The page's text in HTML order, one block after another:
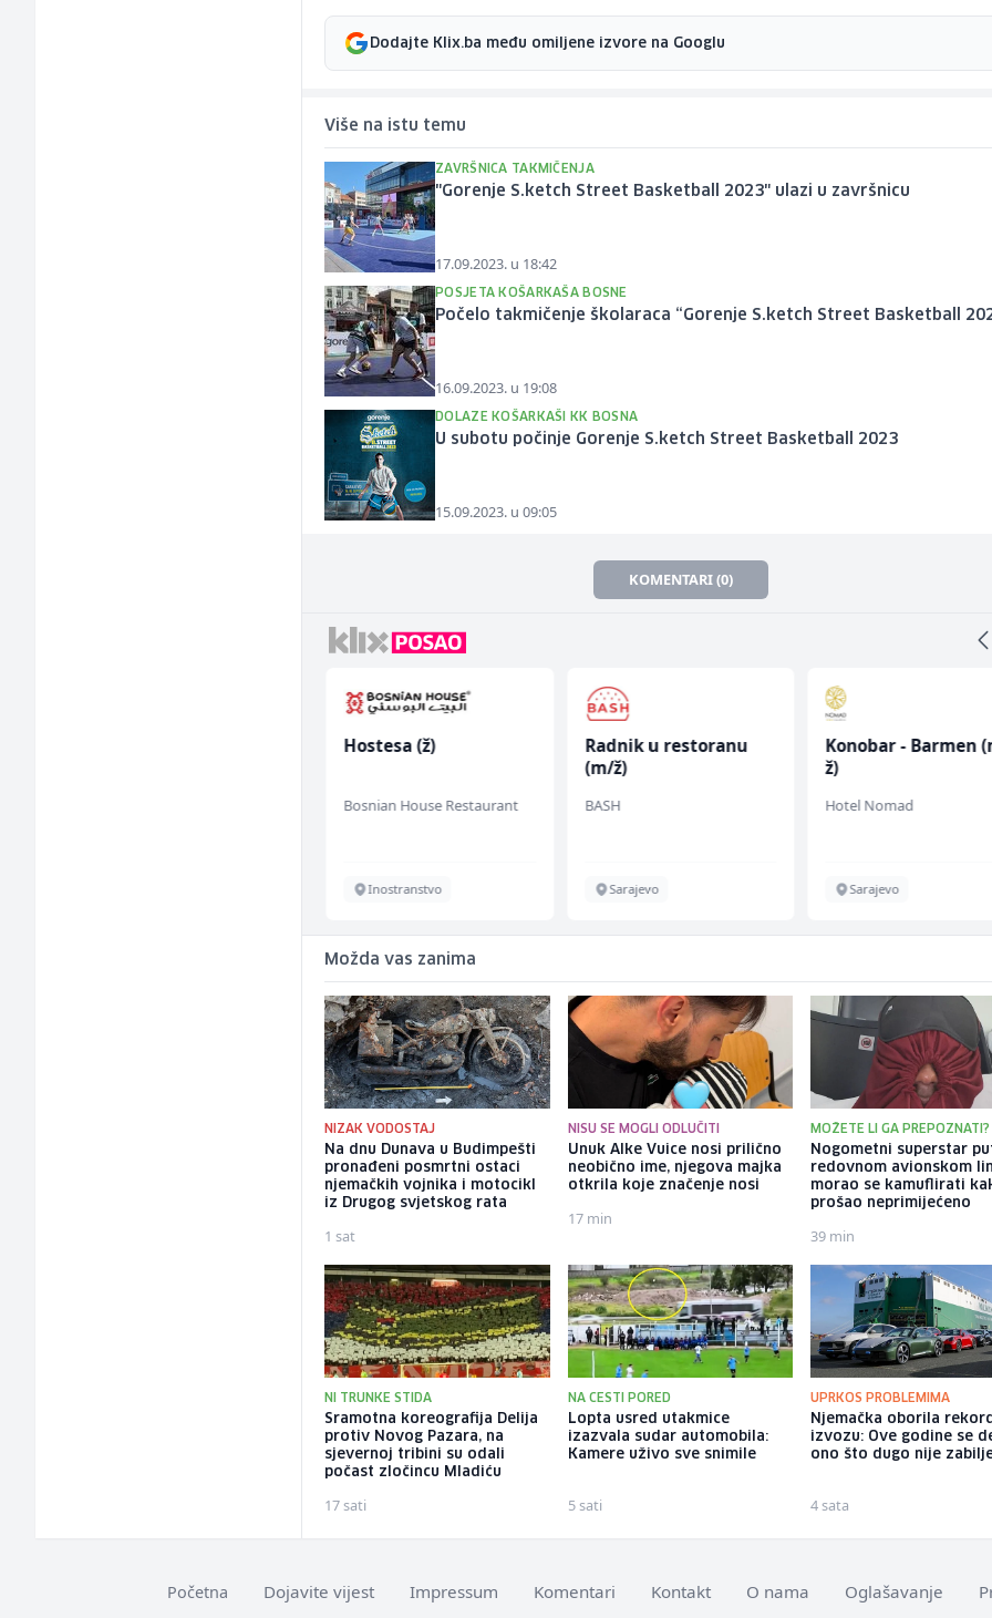
Dodajte Klix.ba među omiljene izvore na Googlu
Više na istu temu
ZAVRŠNICA TAKMIČENJA
"Gorenje S.ketch Street Basketball 2023" ulazi u završnicu
17.09.2023. u 18:42
POSJETA KOŠARKAŠA BOSNE
Počelo takmičenje školaraca “Gorenje S.ketch Street Basketball
16.09.2023. u 19:08
DOLAZE KOŠARKAŠI KK BOSNA
U subotu počinje Gorenje S.ketch Street Basketball 2023
15.09.2023. u 09:05
KOMENTARI (0)
Hostesa (ž)
Bosnian House Restaurant
Inostranstvo
Radnik u restoranu
(m/ž)
BASH
Sarajevo
Konobar - Barmen
ž)
Hotel Nomad
Sarajevo
Možda vas zanima
NIZAK VODOSTAJ
Na dnu Dunava u Budimpešti
pronađeni posmrtni ostaci
njemačkih vojnika i motocikl
iz Drugog svjetskog rata
1 sat
NISU SE MOGLI ODLUČITI
Unuk Alke Vuice nosi prilično
neobično ime, njegova majka
otkrila koje značenje nosi
17 min
MOŽETE LI GA PREPOZNATI?
Nogometni superstar
redovnom avionskom
morao se kamuflirati
prošao neprimijećeno
39 min
NI TRUNKE STIDA
Sramotna koreografija Delija
protiv Novog Pazara, na
sjevernoj tribini su odali
počast zločincu Mladiću
17 sati
NA CESTI PORED
Lopta usred utakmice
izazvala sudar automobila:
Kamere uživo sve snimile
5 sati
UPRKOS PROBLEMIMA
Njemačka oborila
izvozu: Ove godine se
ono što dugo nije
4 sata
Početna Dojavite vijest Impressum Komentari Kontakt O nama Oglašavanje